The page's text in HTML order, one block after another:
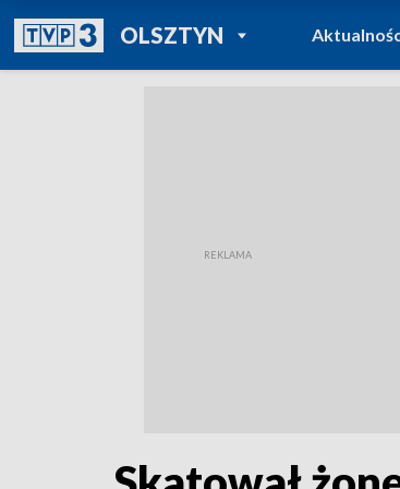
OLSZTYNPOWRÓT DO
TVP REGIONY